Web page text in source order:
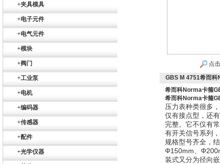
+夹具模具
+电子元件
+电气元件
+模块
+阀门
+工业泵
+电机
+编码器
+传感器
+配件
+光学仪器
Belimo SF24A-
MFT
点
GBS M 4751希而
希而科Norma卡箍
希而科Norma卡箍
压力表种类很多
仅有接点型，还
完整。它不仅有
有开关信号系列
规格型号齐全，
Φ150mm、
装式又分为径向